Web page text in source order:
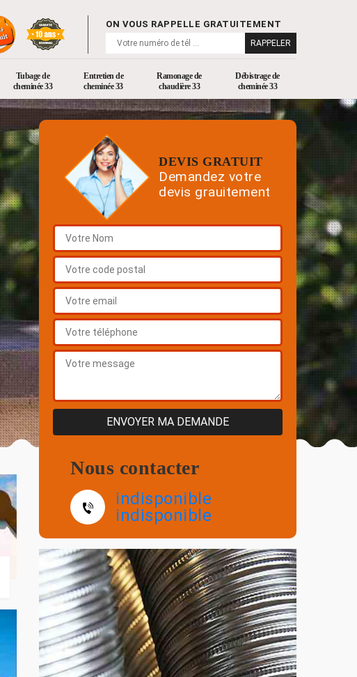
ON VOUS RAPPELLE GRATUITEMENT
Tubage de
cheminée 33
Entretien de
cheminée 33
Ramonage de
chaudière 33
Débistrage de
cheminée 33
DEVIS GRATUIT
Demandez votre
devis grauitement
Nous contacter
indisponible
indisponible